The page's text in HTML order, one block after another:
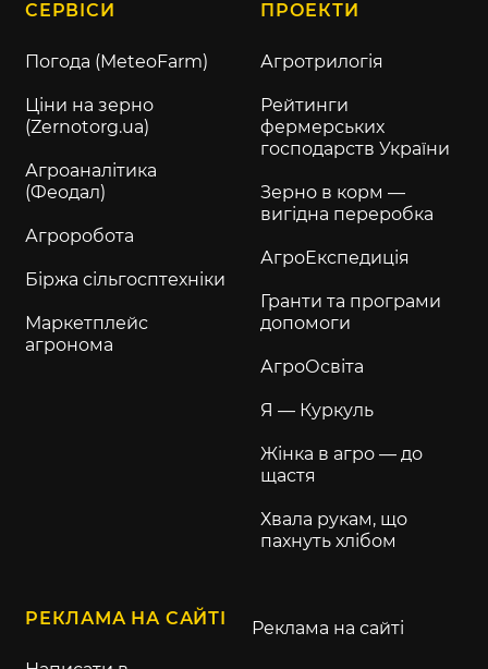
СЕРВІСИ
Погода (MeteoFarm)
Ціни на зерно
(Zernotorg.ua)
Агроаналітика
(Феодал)
Агроробота
Біржа сільгосптехніки
Маркетплейс
агронома
ПРОЕКТИ
Агротрилогія
Рейтинги
фермерських
господарств України
Зерно в корм —
вигідна переробка
АгроЕкспедиція
Гранти та програми
допомоги
АгроОсвіта
Я — Куркуль
Жінка в агро — до
щастя
Хвала рукам, що
пахнуть хлібом
РЕКЛАМА НА САЙТІ Реклама на сайті